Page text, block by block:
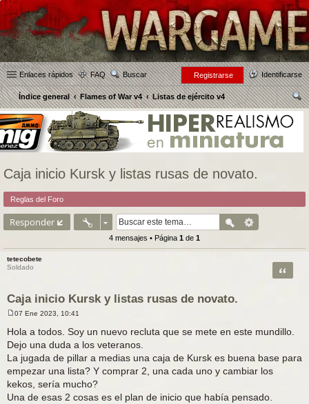
Enlaces rápidos FAQ Buscar Identificarse
Registrarse
Índice general Flames of War v4
Listas de ejército v4
us
Caja inicio Kursk y listas rusas de novato.
Reglas del Foro
Responder
4 mensajes • Página 1 de 1
tetecobete
Soldado
Caja inicio Kursk y listas rusas de novato.
Citar
n
s
j
e
07 Ene 2023, 10:41
Hola a todos. Soy un nuevo recluta que se mete en este mundillo.
Dejo una duda a los veteranos.
La jugada de pillar a medias una caja de Kursk es buena base para
empezar una lista? Y comprar 2, una cada uno y cambiar los
kekos, sería mucho?
Una de esas 2 cosas es el plan de inicio que había pensado.